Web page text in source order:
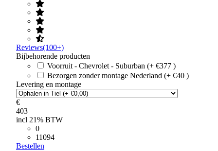
Reviews(100+)
Bijbehorende producten
Voorruit - Chevrolet - Suburban (+ €377 )
Bezorgen zonder montage Nederland (+ €40 )
Levering en montage
€
403
incl 21% BTW
0
11094
Bestellen